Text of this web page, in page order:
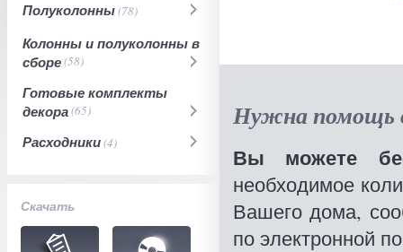
Полуколонны(78)
Колонны и полуколонны в
сборе(58)
Готовые комплекты
декора(65)
Расходники(4)
Скачать
Нужна помощь
Вы можете
необходимое
Вашего дома,
по электронной